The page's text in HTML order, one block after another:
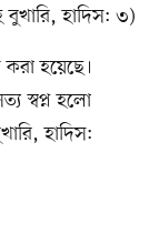
হাদিস: ৩)
হয়েছে।
স্বপ্ন হলো
হাদিস: